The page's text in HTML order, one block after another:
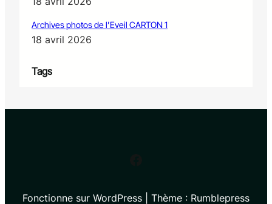
Archives photos de l’Eveil CARTON 1
18 avril 2026
Tags
Fonctionne sur WordPress | Thème : Rumblepress